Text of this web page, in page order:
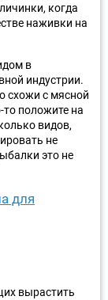
когда
наживки на
в
индустрии.
схожи с мясной
положите на
видов,
не
это не
для
вырастить